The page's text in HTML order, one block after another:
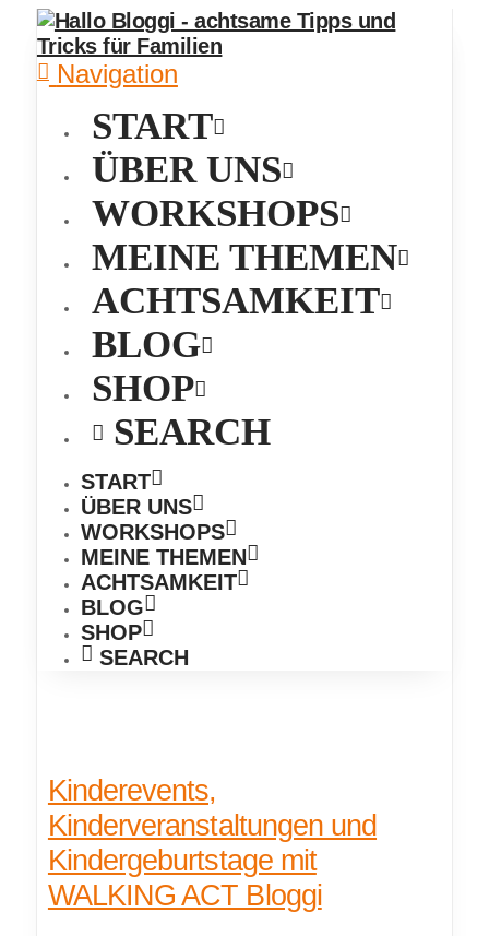
Navigation
START
ÜBER UNS
WORKSHOPS
MEINE THEMEN
ACHTSAMKEIT
BLOG
SHOP
SEARCH
START
ÜBER UNS
WORKSHOPS
MEINE THEMEN
ACHTSAMKEIT
BLOG
SHOP
SEARCH
Kinderevents,
Kinderveranstaltungen und
Kindergeburtstage mit
WALKING ACT Bloggi